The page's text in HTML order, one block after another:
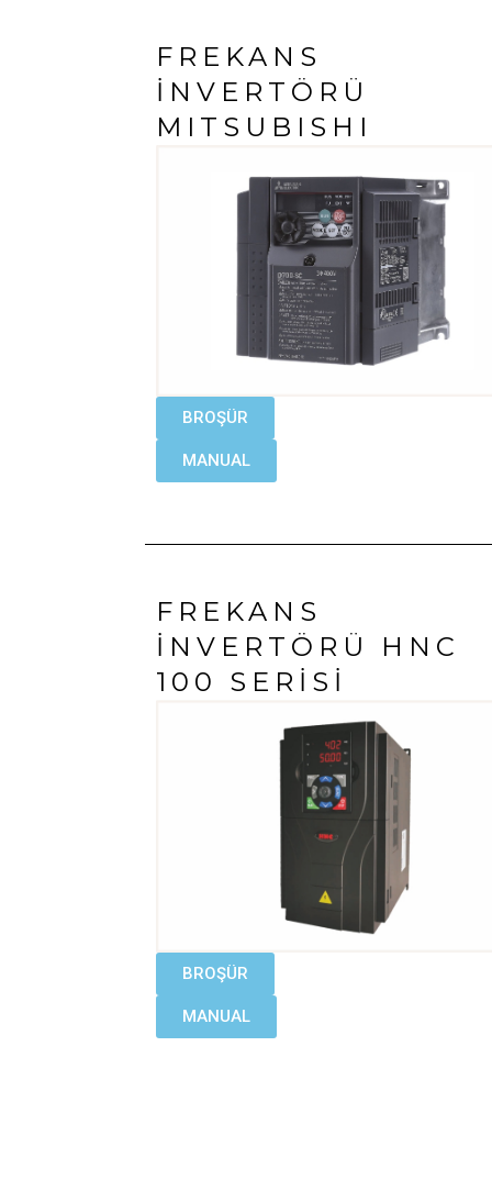
FREKANS
İNVERTÖRÜ
MITSUBISHI
BROŞÜR
MANUAL
FREKANS
İNVERTÖRÜ HNC
100 SERISI
BROŞÜR
MANUAL